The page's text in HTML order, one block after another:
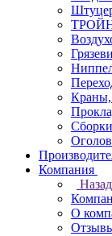
Компания
Назад
О